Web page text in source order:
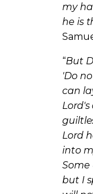
my
he is
“But
'Do
can
Lord
into
Some
but I